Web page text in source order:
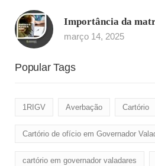
Importância da
março 14, 2025
Popular Tags
1RIGV Averbação Cartório
Cartório de ofício em Governador
cartório em governador valadares